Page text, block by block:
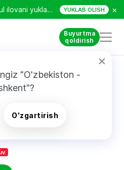
Smartfoningizga bizning bepul ilovani yuklab oling! YUKLAB OLISH ×
Buyurtma
qoldirish
"O'zbekiston -
O'zgartirish
Шахобиддин